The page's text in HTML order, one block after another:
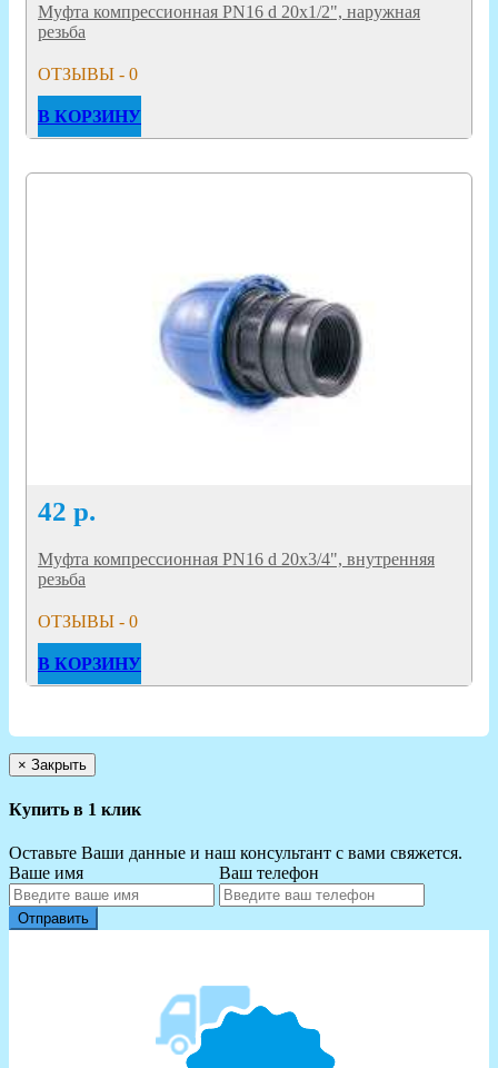
Муфта компрессионная PN16 d 20x1/2", наружная
резьба
ОТЗЫВЫ - 0
В КОРЗИНУ
42 р.
Муфта компрессионная PN16 d 20x3/4", внутренняя
резьба
ОТЗЫВЫ - 0
В КОРЗИНУ
× Закрыть
Купить в 1 клик
Оставьте Ваши данные и наш консультант с вами свяжется.
Ваше имя
Ваш телефон
Отправить